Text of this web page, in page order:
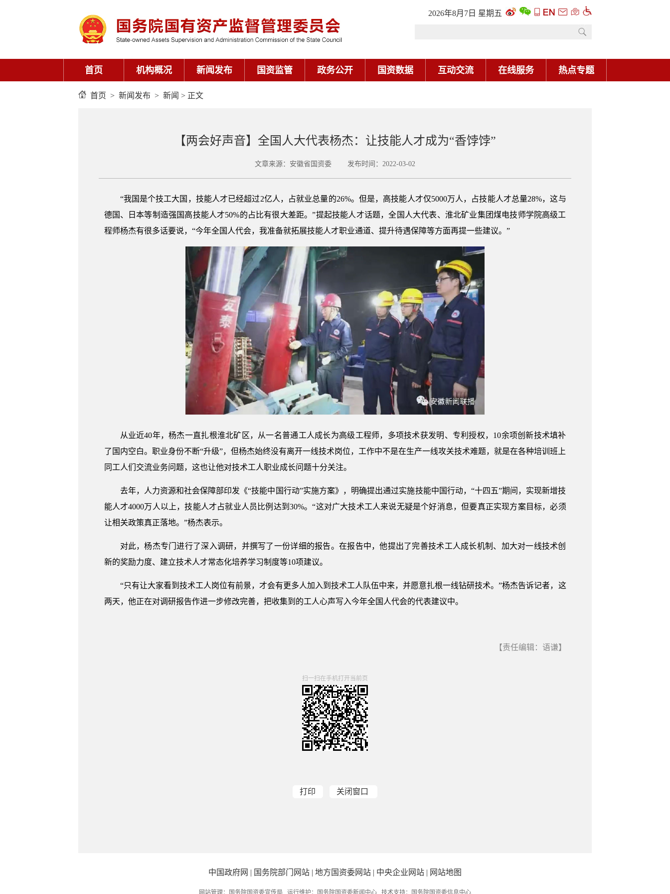
2026年8月7日 星期五
首页 机构概况 新闻发布 国资监管 政务公开 国资数据 互动交流 在线服务 热点专题
首页 > 新闻发布 > 新闻 > 正文
【两会好声音】全国人大代表杨杰：让技能人才成为“香饽饽”
文章来源：安徽省国资委 发布时间：2022-03-02
“我国是个技工大国，技能人才已经超过2亿人，占就业总量的26%。但是，高技能人才仅5000万人，占技能人才总量28%，这与
德国、日本等制造强国高技能人才50%的占比有很大差距。”提起技能人才话题，全国人大代表、淮北矿业集团煤电技师学院高级工
程师杨杰有很多话要说，“今年全国人代会，我准备就拓展技能人才职业通道、提升待遇保障等方面再提一些建议。”
从业近40年，杨杰一直扎根淮北矿区，从一名普通工人成长为高级工程师，多项技术获发明、专利授权，10余项创新技术填补
了国内空白。职业身份不断“升级”，但杨杰始终没有离开一线技术岗位，工作中不是在生产一线攻关技术难题，就是在各种培训班上
同工人们交流业务问题，这也让他对技术工人职业成长问题十分关注。
去年，人力资源和社会保障部印发《“技能中国行动”实施方案》，明确提出通过实施技能中国行动，“十四五”期间，实现新增技
能人才4000万人以上，技能人才占就业人员比例达到30%。“这对广大技术工人来说无疑是个好消息，但要真正实现方案目标，必须
让相关政策真正落地。”杨杰表示。
对此，杨杰专门进行了深入调研，并撰写了一份详细的报告。在报告中，他提出了完善技术工人成长机制、加大对一线技术创
新的奖励力度、建立技术人才常态化培养学习制度等10项建议。
“只有让大家看到技术工人岗位有前景，才会有更多人加入到技术工人队伍中来，并愿意扎根一线钻研技术。”杨杰告诉记者，这
两天，他正在对调研报告作进一步修改完善，把收集到的工人心声写入今年全国人代会的代表建议中。
【责任编辑：语谦】
扫一扫在手机打开当前页
打印 关闭窗口